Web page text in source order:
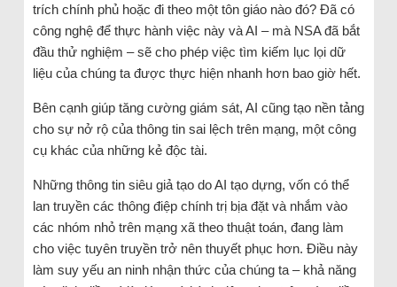
trích chính phủ hoặc đi theo một tôn giáo nào đó? Đã có
công nghệ để thực hành việc này và AI – mà NSA đã bắt
đầu thử nghiệm – sẽ cho phép việc tìm kiếm lục lọi dữ
liệu của chúng ta được thực hiện nhanh hơn bao giờ hết.
Bên cạnh giúp tăng cường giám sát, AI cũng tạo nền tảng
cho sự nở rộ của thông tin sai lệch trên mạng, một công
cụ khác của những kẻ độc tài.
Những thông tin siêu giả tạo do AI tạo dựng, vốn có thể
lan truyền các thông điệp chính trị bịa đặt và nhắm vào
các nhóm nhỏ trên mạng xã theo thuật toán, đang làm
cho việc tuyên truyền trở nên thuyết phục hơn. Điều này
làm suy yếu an ninh nhận thức của chúng ta – khả năng